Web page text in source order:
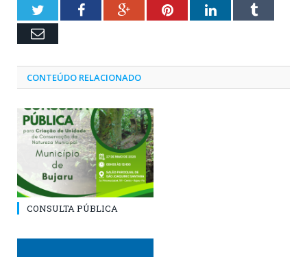
TwitterFacebookGoogle+PinterestLinkedInTumblr
Email
CONTEÚDO RELACIONADO
CONSULTA PÚBLICA